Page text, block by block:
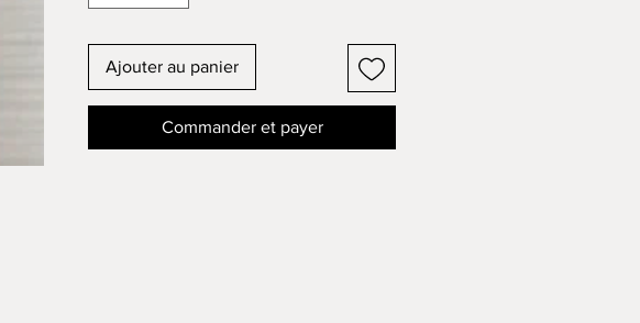
Ajouter au panier
Commander et payer